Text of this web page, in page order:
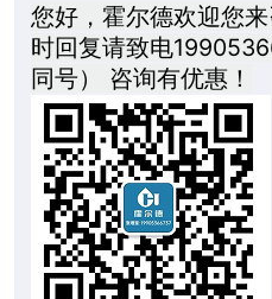
您好，霍尔德欢迎您
时回复请致电
同号） 咨询有优惠！